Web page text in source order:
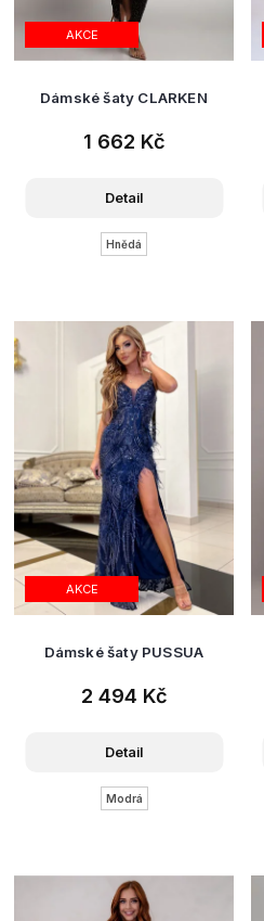
AKCE
Dámské šaty CLARKEN
1 662 Kč
Detail
Hnědá
AKCE
Dámské šaty PUSSUA
2 494 Kč
Detail
Modrá